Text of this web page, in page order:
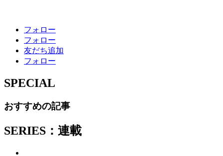
フォロー
フォロー
友だち追加
フォロー
SPECIAL
おすすめの記事
SERIES：連載